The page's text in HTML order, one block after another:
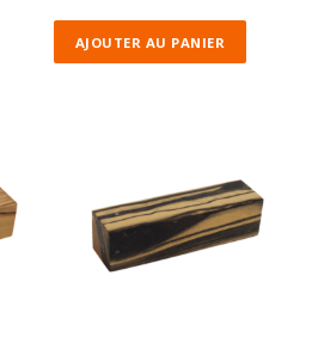
AJOUTER AU PANIER